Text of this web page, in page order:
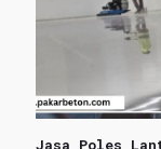
Jasa Poles